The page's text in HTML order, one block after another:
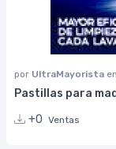
por UltraMayorista en
Pastillas para
+0 Ventas